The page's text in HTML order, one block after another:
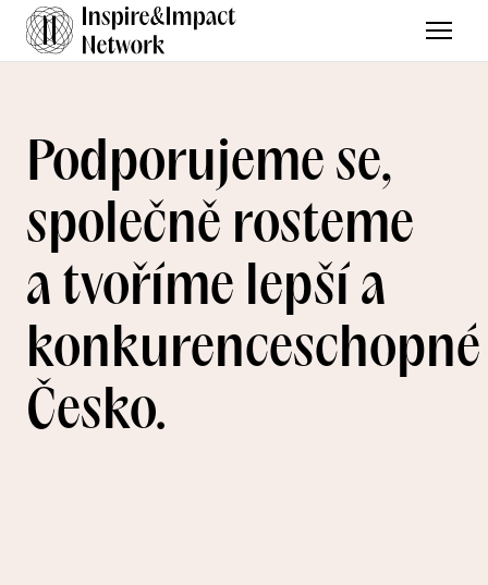
Menu
Podporujeme se,
společně rosteme
a tvoříme lepší a
konkurenceschopné
Česko.